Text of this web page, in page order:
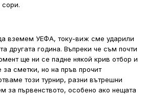
сори.
вземем УЕФА, току-виж сме ударили
другата година. Въпреки че съм почти
ще ни се падне някой крив отбор и
за сметки, но на пръв прочит
този турнир, разни вътрешни
за първенството, особено ако нещата